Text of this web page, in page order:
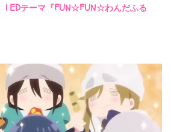
| EDテーマ『FUN☆FUN☆わんだふる